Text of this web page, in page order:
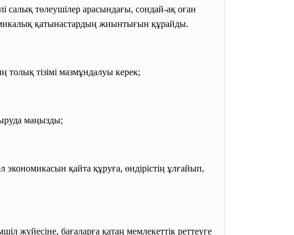
салық төлеушілер арасындағы, сондай-ақ оған
қатынастардың жиынтығын құрайды.
тізімі мазмұндалуы керек;
маңызды;
экономикасын қайта құруға, өндірістің ұлғайып,
жүйесіне, бағаларға қатаң мемлекеттік реттеуге